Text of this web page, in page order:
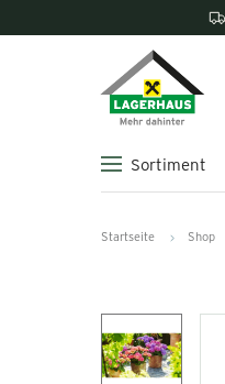
Sortiment
Startseite Shop